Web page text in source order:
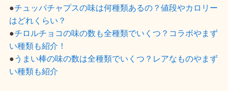
●チュッパチャプスの味は何種類あるの？値段やカロリー
はどれくらい？
●チロルチョコの味の数も全種類でいくつ？コラボやまず
い種類も紹介！
● うまい棒の味の数は全種類でいくつ？レアなものやまず
い種類も紹介